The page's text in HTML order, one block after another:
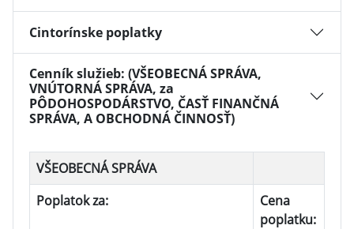
Cintorínske poplatky
Cenník služieb: (VŠEOBECNÁ SPRÁVA,
VNÚTORNÁ SPRÁVA, za
PÔDOHOSPODÁRSTVO, ČASŤ FINANČNÁ
SPRÁVA, A OBCHODNÁ ČINNOSŤ)
VŠEOBECNÁ SPRÁVA
Poplatok za:
Cena
poplatku: